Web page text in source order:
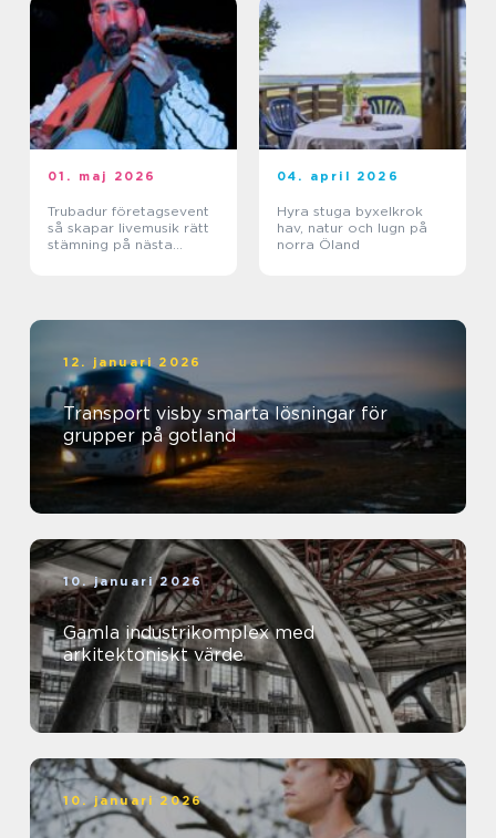
01. maj 2026
Trubadur företagsevent
så skapar livemusik rätt
stämning på nästa
04. april 2026
Hyra stuga byxelkrok
hav, natur och lugn på
norra Öland
12. januari 2026
Transport visby smarta lösningar för
grupper på gotland
10. januari 2026
Gamla industrikomplex med
arkitektoniskt värde
10. januari 2026